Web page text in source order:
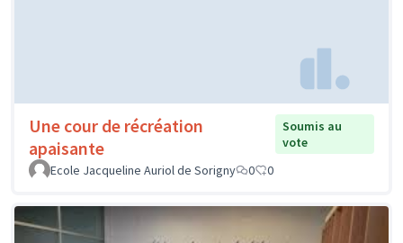
Une cour de récréation
apaisante
Soumis au
vote
Ecole Jacqueline Auriol de Sorigny
0 0